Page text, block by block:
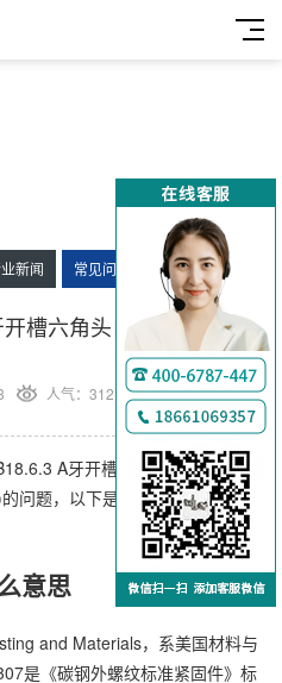
新闻 常见问题
槽六角头自攻螺钉
人气： 312
A牙开槽六角头自攻螺钉
问题，以下是万千紧固件小编对
意思
and Materials，系美国材料与
是《碳钢外螺纹标准紧固件》标